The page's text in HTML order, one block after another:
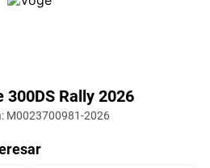
300DS Rally 2026
: M0023700981-2026